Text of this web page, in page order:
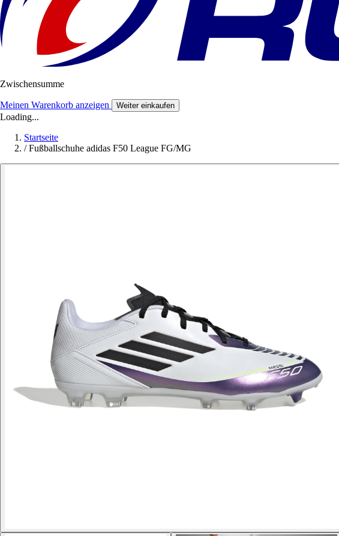
Zwischensumme
Meinen Warenkorb anzeigen Weiter einkaufen
Loading...
Startseite
/ Fußballschuhe adidas F50 League FG/MG